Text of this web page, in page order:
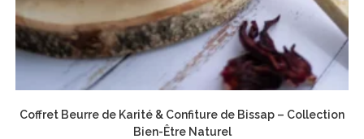
Coffret Beurre de Karité & Confiture de Bissap – Collection
Bien-Être Naturel